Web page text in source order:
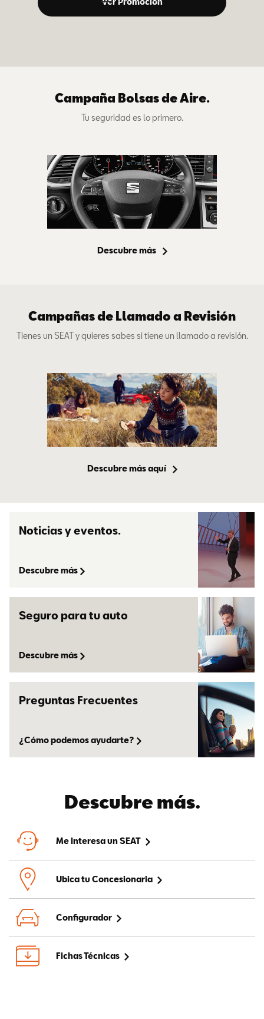
Campaña Bolsas de Aire.
Tu seguridad es lo primero.
Descubre más
Campañas de Llamado a Revisión
Tienes un SEAT y quieres sabes si tiene un llamado a revisión.
Descubre más aquí
Noticias y eventos.
Descubre más
Seguro para tu auto
Descubre más
Preguntas Frecuentes
¿Cómo podemos ayudarte?
Descubre más.
Me interesa un SEAT
Ubica tu Concesionaria
Configurador
Fichas Técnicas